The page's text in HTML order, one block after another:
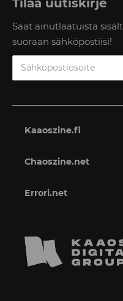
Tilaa uutiskirje
Saat ainutlaatuista
suoraan sähköpostiisi!
Kaaoszine.fi
Chaoszine.net
Errori.net